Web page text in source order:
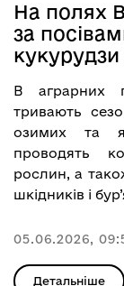
На полях
за
кукурудзи
В аграрних
тривають
озимих та
проводять
рослин, а
шкідників і
05.06.2026,
Детальніше